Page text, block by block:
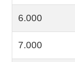
6.000
7.000